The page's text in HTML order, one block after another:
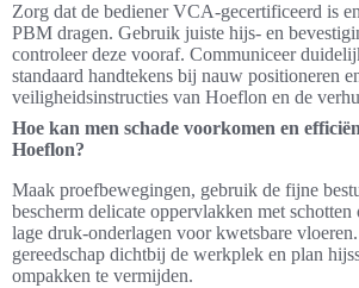
Zorg dat de bediener VCA-gecertificeerd is
PBM dragen. Gebruik juiste hijs- en
controleer deze vooraf. Communiceer
standaard handtekens bij nauw positioneren
veiligheidsinstructies van Hoeflon en de
Hoe kan men schade voorkomen en
Hoeflon?
Maak proefbewegingen, gebruik de fijne
bescherm delicate oppervlakken met schotten
lage druk-onderlagen voor kwetsbare
gereedschap dichtbij de werkplek en plan
ompakken te vermijden.